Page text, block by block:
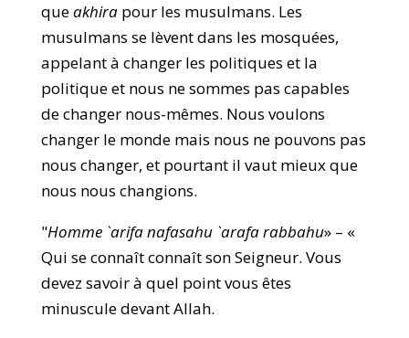
queakhirapour les musulmans. Les
musulmans se lèvent dans les mosquées,
appelant à changer les politiques et la
politique et nous ne sommes pas capables
de changer nous-mêmes. Nous voulons
changer le monde mais nous ne pouvons pas
nous changer, et pourtant il vaut mieux que
nous nous changions.
"Homme `arifa nafasahu `arafa rabbahu» – «
Qui se connaît connaît son Seigneur. Vous
devez savoir à quel point vous êtes
minuscule devant Allah.